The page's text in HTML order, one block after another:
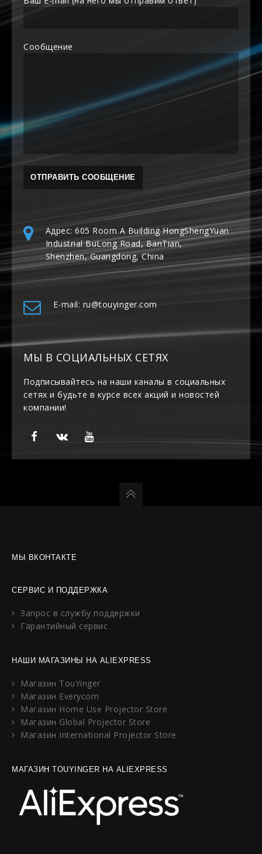
Сообщение
Адрес: 605 Room A Building HongShengYuan
Industrial BuLong Road, BanTian,
Shenzhen, Guangdong, China
E-mail: ru@touyinger.com
МЫ В СОЦИАЛЬНЫХ СЕТЯХ
Подписывайтесь на наши каналы в социальных
сетях и будьте в курсе всех акций и новостей
компании!
МЫ ВКОНТАКТЕ
СЕРВИС И ПОДДЕРЖКА
Запрос в службу поддержки
Гарантийный сервис
НАШИ МАГАЗИНЫ НА ALIEXPRESS
Магазин TouYinger
Магазин Everycom
Магазин Home Use Projector Store
Магазин Global Projector Store
Магазин International Projector Store
МАГАЗИН TOUYINGER НА ALIEXPRESS